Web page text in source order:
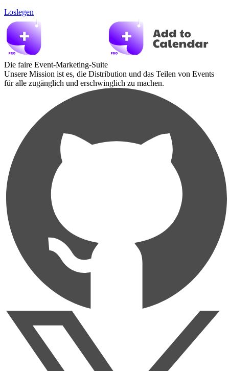
Loslegen
Die faire Event-Marketing-Suite
Unsere Mission ist es, die Distribution und das Teilen von Events
für alle zugänglich und erschwinglich zu machen.